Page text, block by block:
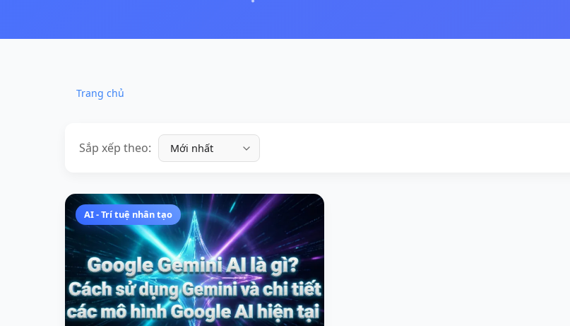
Trang chủ
Sắp xếp theo:
AI - Trí tuệ nhân tạo